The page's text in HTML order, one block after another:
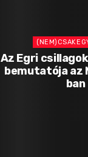
Az Egri
bemutatója az
ban